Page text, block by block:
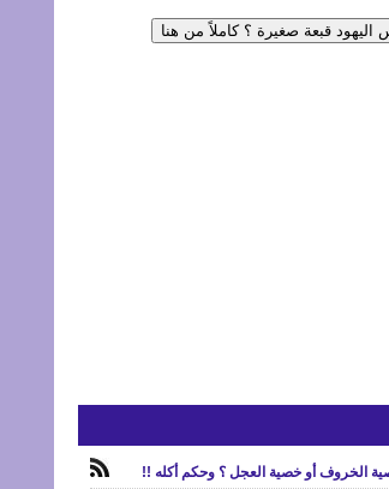
اليهود قبعة صغيرة ؟ كاملاً من هنا
الخروف أو خصية العجل ؟ وحكم أكله !!